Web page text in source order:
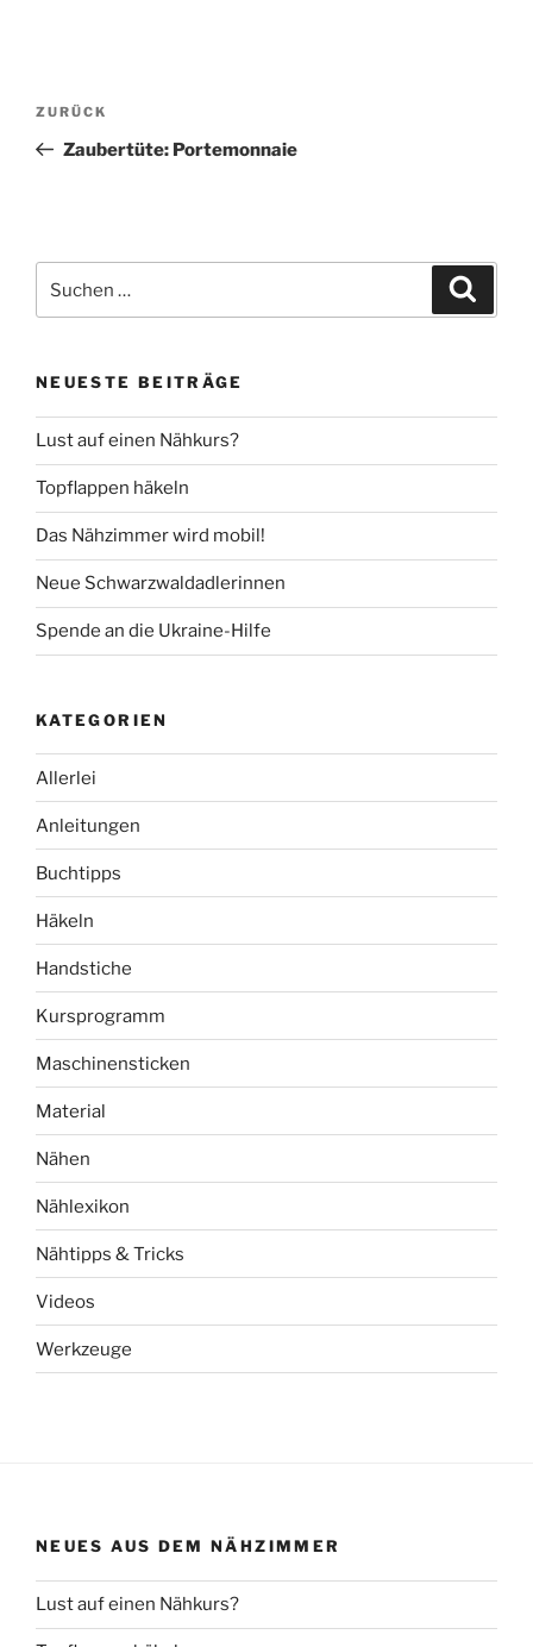
Beitragsnavigation
Vorheriger
Beitrag
ZURÜCK
Zaubertüte: Portemonnaie
nach:
NEUESTE BEITRÄGE
Lust auf einen Nähkurs?
Topflappen häkeln
Das Nähzimmer wird mobil!
Neue Schwarzwaldadlerinnen
Spende an die Ukraine-Hilfe
KATEGORIEN
Allerlei
Anleitungen
Buchtipps
Häkeln
Handstiche
Kursprogramm
Maschinensticken
Material
Nähen
Nählexikon
Nähtipps & Tricks
Videos
Werkzeuge
NEUES AUS DEM NÄHZIMMER
Lust auf einen Nähkurs?